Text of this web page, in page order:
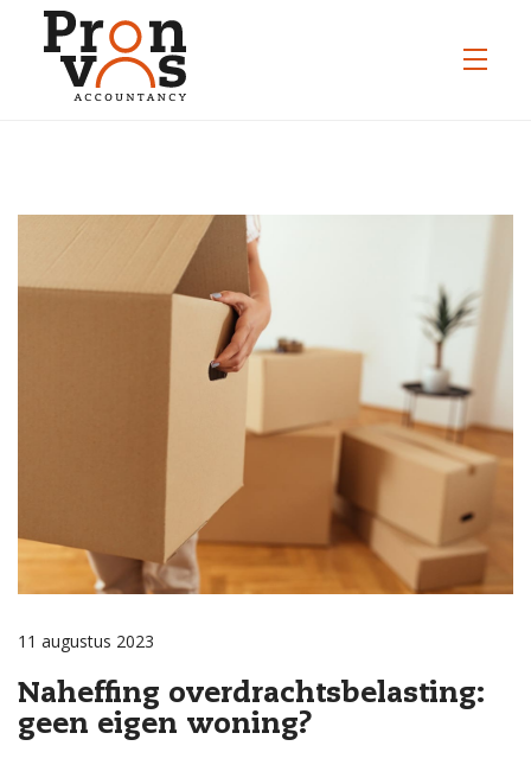
11 augustus 2023
Naheffing overdrachtsbelasting:
geen eigen woning?